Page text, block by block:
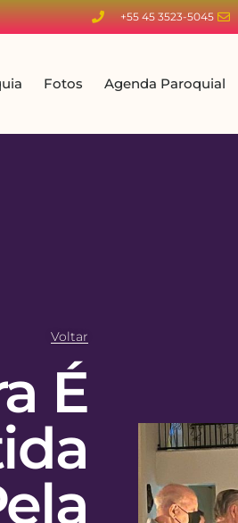
+55 45 3523-5045
Fotos Agenda Paroquial
Voltar
É